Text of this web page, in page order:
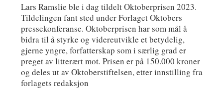
Lars Ramslie ble i dag tildelt Oktoberprisen 2023.
Tildelingen fant sted under Forlaget Oktobers
pressekonferanse. Oktoberprisen har som mål å
bidra til å styrke og videreutvikle et betydelig,
gjerne yngre, forfatterskap som i særlig grad er
preget av litterært mot. Prisen er på 150.000 kroner
og deles ut av Oktoberstiftelsen, etter innstilling fra
forlagets redaksjon